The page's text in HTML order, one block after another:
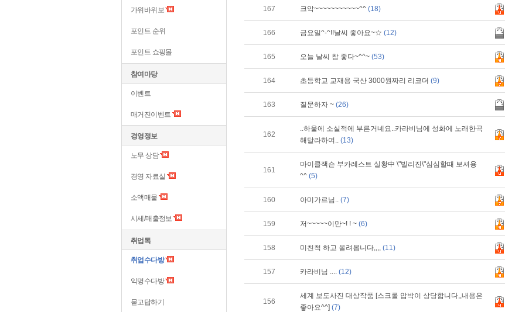
가위바위보
포인트 순위
포인트 쇼핑몰
참여마당
이벤트
매거진이벤트
경영정보
노무 상담
경영 자료실
소액매물
시세/매출정보
취업톡
취업수다방
익명수다방
묻고답하기
167 크악~~~~~~~~~~~^^ (18)
166 금요일^-^!!날씨 좋아요~☆ (12)
165 오늘 날씨 참 좋다~^^~ (53)
164 초등학교 교재용 국산 3000원짜리 리코더 (9)
163 질문하자 ~ (26)
162
..하울에 소실적에 부른거네요..카라비님에 성화에 노래한곡
해달라하여.. (13)
161
마이클잭슨 부카레스트 실황中 \"빌리진\"심심할때 보셔용
^^ (5)
160 아미가르님.. (7)
159 저~~~~~이만~! ! ~ (6)
158 미친척 하고 올려봅니다,,,, (11)
157 카라비님 .... (12)
156
세계 보도사진 대상작품 [스크롤 압박이 상당합니다,,내용은
좋아요^^] (7)